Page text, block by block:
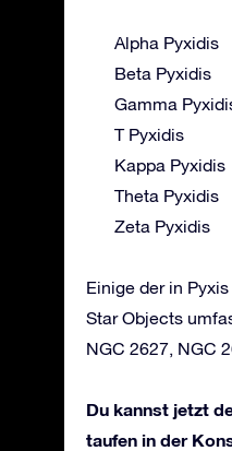
Alpha Pyxidis
Beta Pyxidis
Gamma
T Pyxidis
Kappa Pyxidis
Theta Pyxidis
Zeta Pyxidis
Einige der in
Star Objects
NGC 2627, NGC
Du kannst jetzt
taufen in der